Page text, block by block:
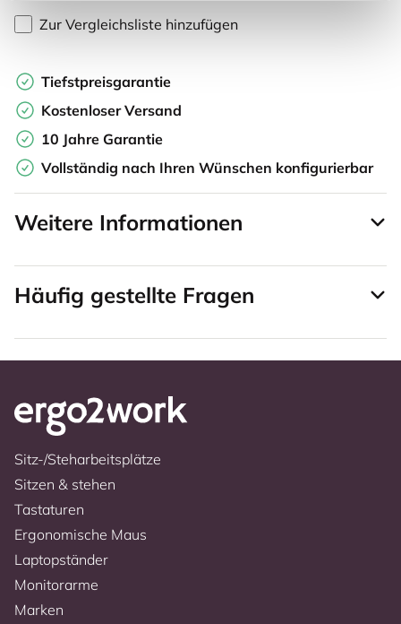
Zur Vergleichsliste hinzufügen
Tiefstpreisgarantie
Kostenloser Versand
10 Jahre Garantie
Vollständig nach Ihren Wünschen konfigurierbar
Weitere Informationen
Häufig gestellte Fragen
Sitz-/Steharbeitsplätze
Sitzen & stehen
Tastaturen
Ergonomische Maus
Laptopständer
Monitorarme
Marken